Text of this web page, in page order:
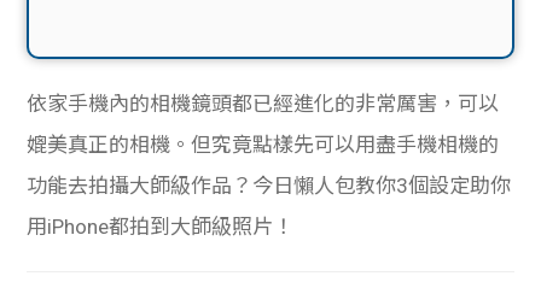
依家手機內的相機鏡頭都已經進化的非常厲害，可以
媲美真正的相機。但究竟點樣先可以用盡手機相機的
功能去拍攝大師級作品？今日懶人包教你3個設定助你
用iPhone都拍到大師級照片！